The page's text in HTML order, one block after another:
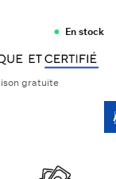
En stock
gratuite